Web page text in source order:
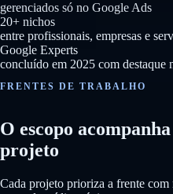
gerenciados só no Google Ads
20+ nichos
entre profissionais, empresas e
Google Experts
concluído em 2025 com destaque
FRENTES DE TRABALHO
O escopo
projeto
Cada projeto prioriza a frente